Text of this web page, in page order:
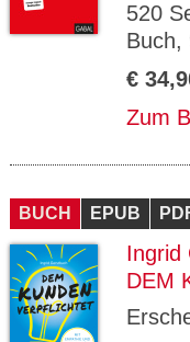
520
Buch,
€
Zum
BUCH EPUB
Ingrid
DEM